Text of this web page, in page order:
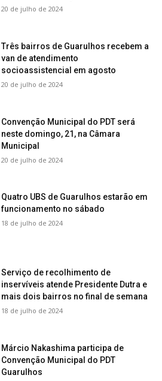
20 de julho de 2024
Três bairros de Guarulhos recebem a
van de atendimento
socioassistencial em agosto
20 de julho de 2024
Convenção Municipal do PDT será
neste domingo, 21, na Câmara
Municipal
20 de julho de 2024
Quatro UBS de Guarulhos estarão em
funcionamento no sábado
18 de julho de 2024
Serviço de recolhimento de
inservíveis atende Presidente Dutra e
mais dois bairros no final de semana
18 de julho de 2024
Márcio Nakashima participa de
Convenção Municipal do PDT
Guarulhos